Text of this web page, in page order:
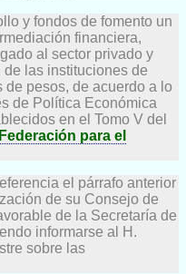
y fondos de fomento un
financiera,
al sector privado y
las instituciones de
de pesos, de acuerdo a lo
de Política Económica
en el Tomo V del
para el
el párrafo anterior
de su Consejo de
de la Secretaría de
informarse al H.
sobre las